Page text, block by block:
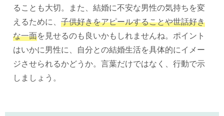
ることも大切。また、結婚に不安な男性の気持ちを変
えるために、 子供好きをアピールすることや世話好き
な一面を見せるのも良いかもしれませんね。ポイント
はいかに男性に、自分との結婚生活を具体的にイメー
ジさせられるかどうか。言葉だけではなく、行動で示
しましょう。